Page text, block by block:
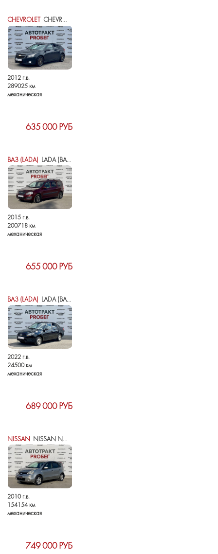
CHEVROLET CHEVROLET CRUZE I
2012 г.в.
289025 км
механическая
635 000 РУБ
ВАЗ (LADA) LADA (ВАЗ) LARGUS I
2015 г.в.
200718 км
механическая
655 000 РУБ
ВАЗ (LADA) LADA (ВАЗ) GRANTA I РЕСТАЙЛИНГ
2022 г.в.
24500 км
механическая
689 000 РУБ
NISSAN NISSAN NOTE I РЕСТАЙЛИНГ
2010 г.в.
154154 км
механическая
749 000 РУБ